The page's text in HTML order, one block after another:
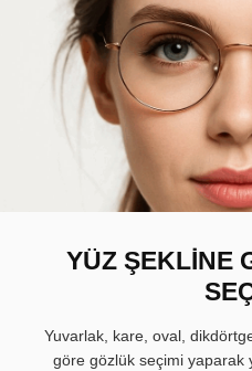
YÜZ ŞEKLİNE
Yuvarlak, kare, oval,
göre gözlük seçimi yaparak